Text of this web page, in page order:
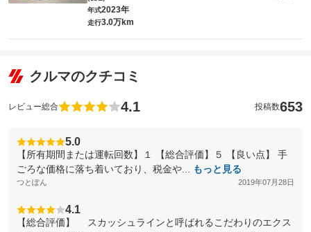
年式2023年
走行3.0万km
クルマのクチコミ
レビュー総合 4.1 投稿数653
5.0
【所有期間または運転回数】１ 【総合評価】５ 【良い点】 手
ごろな価格に落ち着いており、税金や...
もっと見る
つとぽん 2019年07月28日
4.1
【総合評価】 スカッシュラインと呼ばれるこだわりのエクス